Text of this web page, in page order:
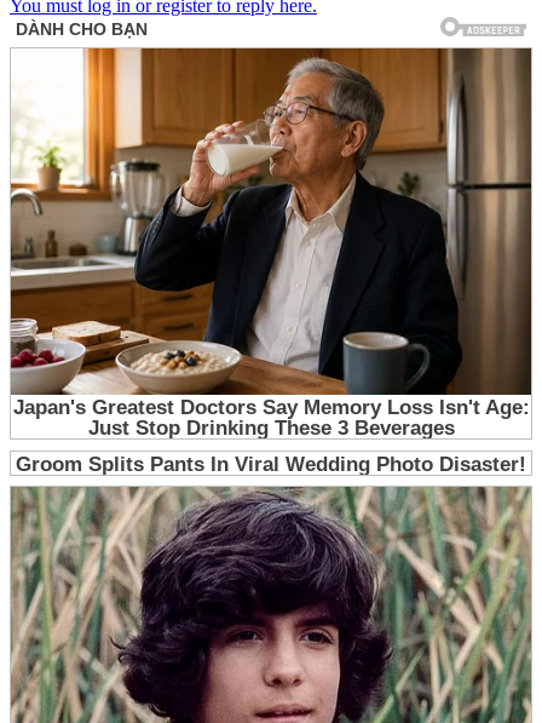
You must log in or register to reply here.